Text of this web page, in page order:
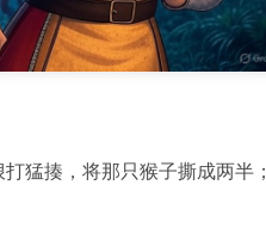
猛揍，将那只猴子撕成两半；